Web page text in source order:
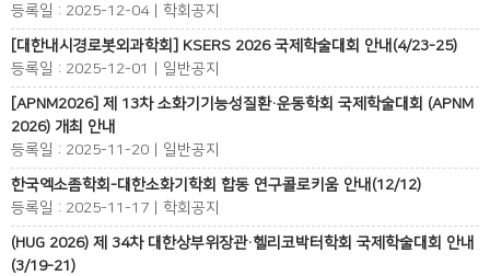
등록일 : 2025-12-04 | 학회공지
[대한내시경로봇외과학회] KSERS 2026 국제학술대회 안내(4/23-25)
등록일 : 2025-12-01 | 일반공지
[APNM2026] 제 13차 소화기기능성질환·운동학회 국제학술대회 (APNM
2026) 개최 안내
등록일 : 2025-11-20 | 일반공지
한국엑소좀학회-대한소화기학회 합동 연구콜로키움 안내(12/12)
등록일 : 2025-11-17 | 학회공지
(HUG 2026) 제 34차 대한상부위장관·헬리코박터학회 국제학술대회 안내
(3/19-21)